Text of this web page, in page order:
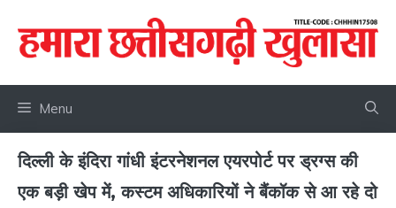
content
Menu
दिल्ली के इंदिरा गांधी इंटरनेशनल एयरपोर्ट पर ड्रग्स की
एक बड़ी खेप में, कस्टम अधिकारियों ने बैंकॉक से आ रहे दो